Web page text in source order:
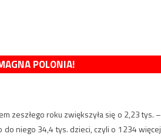
POLONIA!
zeszłego roku zwiększyła się o 2,23 tys. –
do niego 34,4 tys. dzieci, czyli o 1234 więcej